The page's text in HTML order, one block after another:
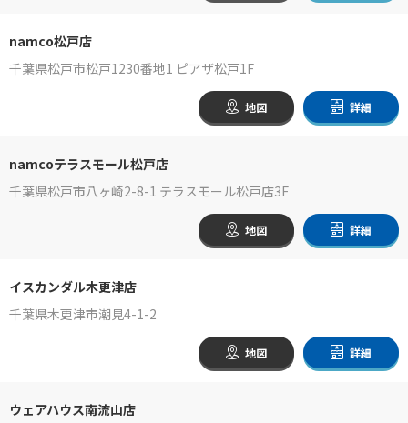
namco松戸店
千葉県松戸市松戸1230番地1 ピアザ松戸1F
地図 詳細
namcoテラスモール松戸店
千葉県松戸市八ヶ崎2-8-1 テラスモール松戸店3F
地図 詳細
イスカンダル木更津店
千葉県木更津市潮見4-1-2
地図 詳細
ウェアハウス南流山店